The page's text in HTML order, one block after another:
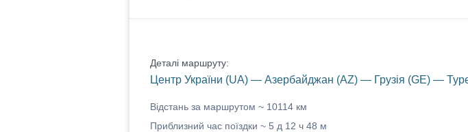
Деталі маршруту:
Центр України (UA) — Азербайджан (AZ) — Грузія (GE) —
Відстань за маршрутом ~ 10114 км
Приблизний час поїздки ~ 5 д 12 ч 48 м